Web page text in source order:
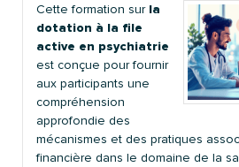
Cette formation sur la
dotation à la file
active en psychiatrie
est conçue pour fournir
aux participants une
compréhension
approfondie des
mécanismes et des pratiques
financière dans le domaine de la